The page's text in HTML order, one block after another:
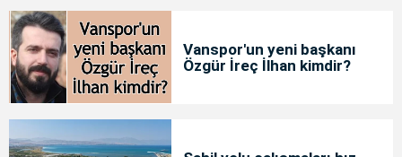
Vanspor'un yeni başkanı
Özgür İreç İlhan kimdir?